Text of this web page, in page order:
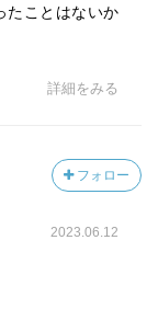
たことはないか
詳細をみる
フォロー
2023.06.12